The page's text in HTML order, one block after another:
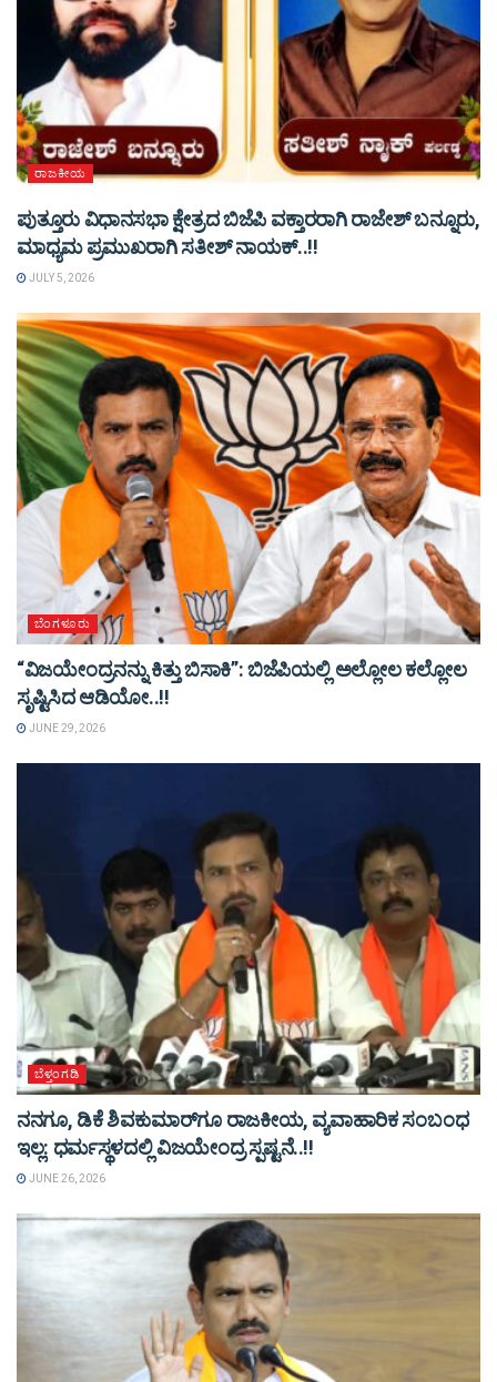
ರಾಜಕೀಯ
ಪುತ್ತೂರು ವಿಧಾನಸಭಾ ಕ್ಷೇತ್ರದ ಬಿಜೆಪಿ ವಕ್ತಾರರಾಗಿ ರಾಜೇಶ್ ಬನ್ನೂರು,
ಮಾಧ್ಯಮ ಪ್ರಮುಖರಾಗಿ ಸತೀಶ್ ನಾಯಕ್..!!
JULY 5, 2026
ಬೆಂಗಳೂರು
“ವಿಜಯೇಂದ್ರನನ್ನು ಕಿತ್ತು ಬಿಸಾಕಿ”: ಬಿಜೆಪಿಯಲ್ಲಿ ಅಲ್ಲೋಲ ಕಲ್ಲೋಲ
ಸೃಷ್ಟಿಸಿದ ಆಡಿಯೋ..!!
JUNE 29, 2026
ಬೆಳ್ತಂಗಡಿ
ನನಗೂ, ಡಿಕೆ ಶಿವಕುಮಾರ್​ಗೂ ರಾಜಕೀಯ, ವ್ಯವಾಹಾರಿಕ ಸಂಬಂಧ
ಇಲ್ಲ: ಧರ್ಮಸ್ಥಳದಲ್ಲಿ ವಿಜಯೇಂದ್ರ ಸ್ಪಷ್ಟನೆ..!!
JUNE 26, 2026